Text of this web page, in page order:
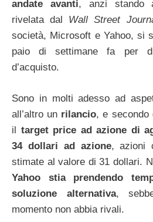
andate avanti, anzi stando
rivelata dal Wall Street
società, Microsoft e Yahoo, si
paio di settimane fa per
d’acquisto.
Sono in molti adesso ad
all’altro un rilancio, e secondo
il target price ad azione di
34 dollari ad azione, azioni
stimate al valore di 31 dollari.
Yahoo stia prendendo
soluzione alternativa,
momento non abbia rivali.